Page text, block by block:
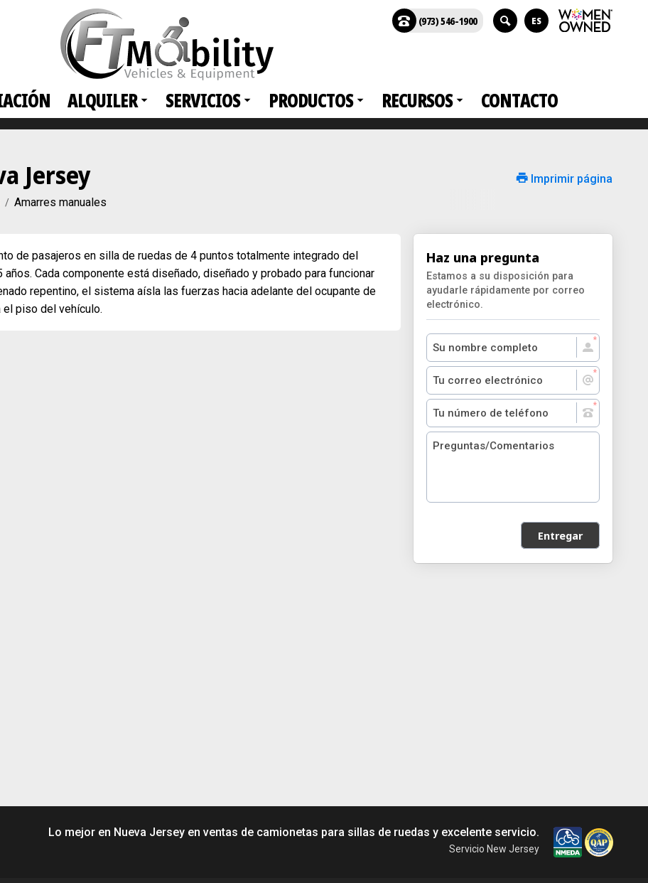
ALQUILER SERVICIOS PRODUCTOS RECURSOS CONTACTO
(973) 546-1900 ES
Jersey
Amarres manuales
Imprimir página
de pasajeros en silla de ruedas de 4 puntos totalmente integrado del
Cada componente está diseñado, diseñado y probado para funcionar
repentino, el sistema aísla las fuerzas hacia adelante del ocupante de
piso del vehículo.
Haz una pregunta
Estamos a su disposición para
ayudarle rápidamente por correo
electrónico.
Entregar
Lo mejor en Nueva Jersey en ventas de camionetas para sillas de ruedas y excelente servicio.
Servicio New Jersey